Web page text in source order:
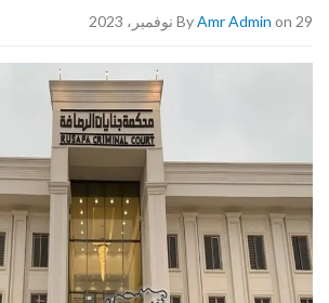
ByAmr Admin on 29 نوفمبر، 2023